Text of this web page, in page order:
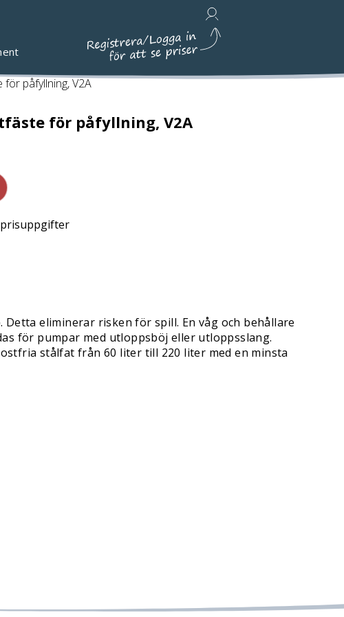
påfyllning, V2A
för påfyllning, V2A
eliminerar risken för spill. En våg och behållare
för pumpar med utloppsböj eller utloppsslang.
stålfat från 60 liter till 220 liter med en minsta